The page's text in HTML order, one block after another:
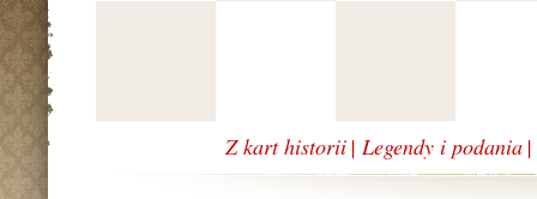
Z kart historii | Legendy i podania |